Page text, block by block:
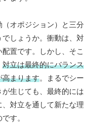
オポジション）と三分
しょうか。衝動は、対
置です。しかし、そこ
対立は最終的にバランス
高まります。まるでシー
生じても、最終的には
対立を通して新たな理
す。